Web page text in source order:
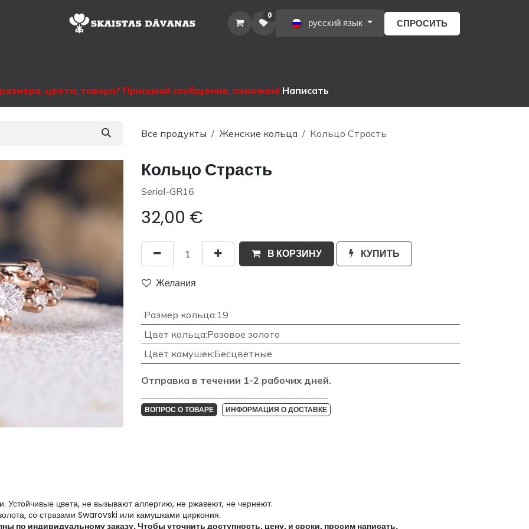
0
русский язык СПРОСИТЬ
цвета, товора? Присылай сообщение, поможем! Написать
Все продукты Женские кольца Кольцо Страсть
Кольцо Страсть
Serial-GR16
32,00 €
В КОРЗИНУ КУПИТЬ
Желания
Размер кольца:19
Цвет кольца:Розовое золото
Цвет камушек:Бесцветные
Отправка в течении 1-2 рабочих дней.
ВОПРОС О ТОВАРЕ ИНФОРМАЦИЯ О ДОСТАВКЕ
Устойчивые цвета, не вызывают аллергию, не ржавеют, не чернеют.
со стразами Swarovski или камушками циркония.
по индивидуальному заказу. Чтобы уточнить доступность, цену, и сроки, просим написать.​